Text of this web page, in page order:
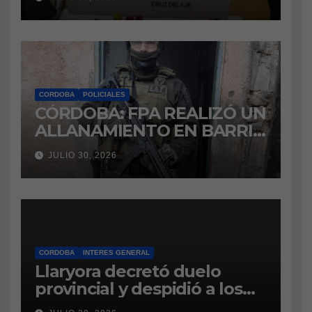
marihuana a la cárcel
CORDOBA POLICIALES
CÓRDOBA: FPA REALIZÓ UN
ALLANAMIENTO EN BARRIO
VILLA BOEDO
RELACIONADO CON UNA
CAUSA DE DROGAS EN LA
CÁRCEL DE BOUWER
JULIO 30, 2026
CORDOBA INTERES GENERAL
Llaryora decretó duelo
provincial y despidió a los
bomberos cordobeses